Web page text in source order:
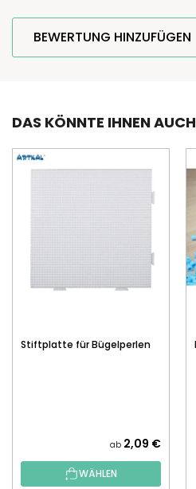
BEWERTUNG HINZUFÜGEN
DAS KÖNNTE IHNEN
Stiftplatte für Bügelperlen
ab 2,09 €
WÄHLEN